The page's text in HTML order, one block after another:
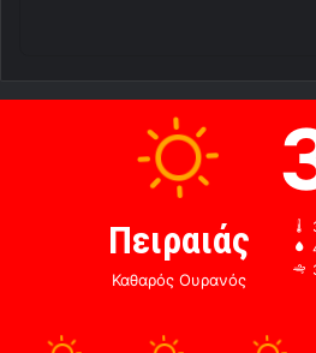
Πειραιάς
Καθαρός Ουρανός